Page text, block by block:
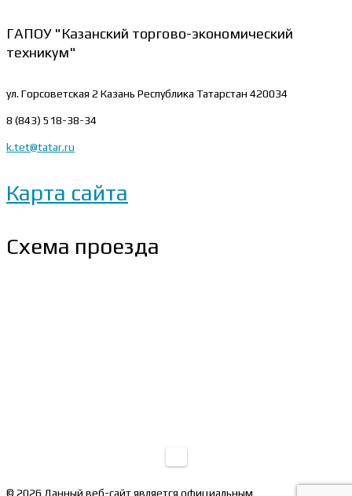
ГАПОУ "Казанский торгово-экономический
техникум"
ул. Горсоветская 2 Казань Республика Татарстан 420034
8 (843) 518-38-34
k.tet@tatar.ru
Карта сайта
Схема проезда
© 2026 Данный веб-сайт является официальным